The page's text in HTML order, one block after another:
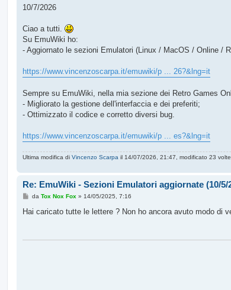
s
g
i
o
10/7/2026
Ciao a tutti.
Su EmuWiki ho:
- Aggiornato le sezioni Emulatori (Linux / MacOS / Online /
https://www.vincenzoscarpa.it/emuwiki/p ... 26?&lng=it
Sempre su EmuWiki, nella mia sezione dei Retro Games
- Migliorato la gestione dell'interfaccia e dei preferiti;
- Ottimizzato il codice e corretto diversi bug.
https://www.vincenzoscarpa.it/emuwiki/p ... es?&lng=it
Ultima modifica di Vincenzo Scarpa il 14/07/2026, 21:47, modificato 23 volte
Re: EmuWiki - Sezioni Emulatori aggiornate (10/5/
M
s
da Tox Nox Fox » 14/05/2025, 7:16
Hai caricato tutte le lettere ? Non ho ancora avuto modo di